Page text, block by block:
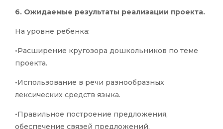
6. Ожидаемые результаты реализации проекта.
На уровне ребенка:
•Расширение кругозора дошкольников по теме
проекта.
•Использование в речи разнообразных
лексических средств языка.
•Правильное построение предложения,
обеспечение связей предложений.